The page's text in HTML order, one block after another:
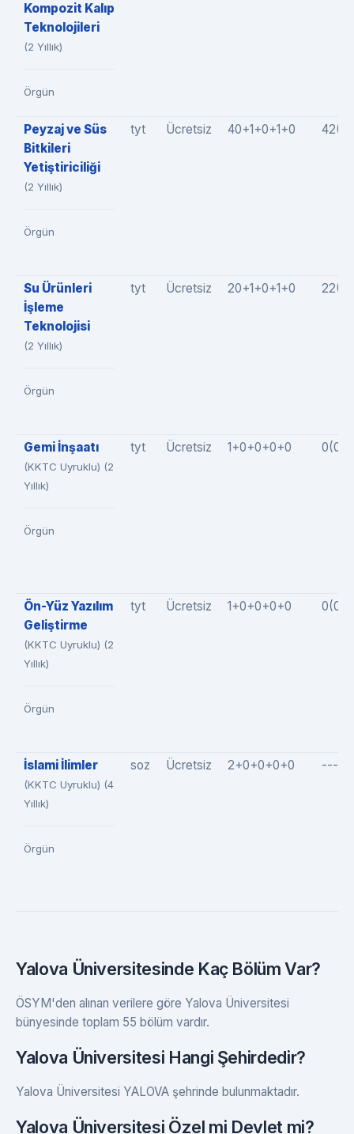
Kompozit Kalıp
Teknolojileri
(2 Yıllık)
Örgün
Peyzaj ve Süs
Bitkileri
Yetiştiriciliği
(2 Yıllık)
Örgün
tyt Ücretsiz 40+1+0+1+0
Su Ürünleri
İşleme
Teknolojisi
(2 Yıllık)
Örgün
tyt Ücretsiz 20+1+0+1+0
Gemi İnşaatı
(KKTC Uyruklu) (2
Yıllık)
Örgün
tyt Ücretsiz 1+0+0+0+0
Ön-Yüz Yazılım
Geliştirme
(KKTC Uyruklu) (2
Yıllık)
Örgün
tyt Ücretsiz 1+0+0+0+0
İslami İlimler
(KKTC Uyruklu) (4
Yıllık)
Örgün
soz Ücretsiz 2+0+0+0+0 ---
Yalova Üniversitesinde Kaç Bölüm Var?
ÖSYM'den alınan verilere göre Yalova Üniversitesi
bünyesinde toplam 55 bölüm vardır.
Yalova Üniversitesi Hangi Şehirdedir?
Yalova Üniversitesi YALOVA şehrinde bulunmaktadır.
Yalova Üniversitesi Özel mi Devlet mi?